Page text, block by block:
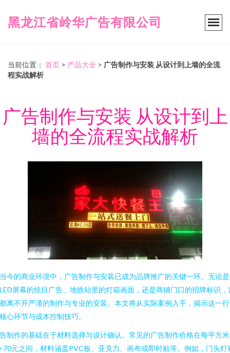
黑龙江省岭华广告有限公司
当前位置： 首页 > 产品大全 > 广告制作与安装 从设计到上墙的全流
程实战解析
广告制作与安装 从设计到上
墙的全流程实战解析
今的商业环境中，广告制作与安装已成为品牌推广的关键一环。无论
屏幕的炫目广告、地铁站里的灯箱画面，还是商铺门口的招牌标识，
离不开严谨的制作与专业的安装。本文将从实际案例入手，揭示这一
心环节与成本控制技巧。
制作的基础在于材料选择与设计确认。常见的广告制作价格在每平方米
70元之间，材料涵盖PVC板、亚克力、画布或即时贴等。例如，门头灯